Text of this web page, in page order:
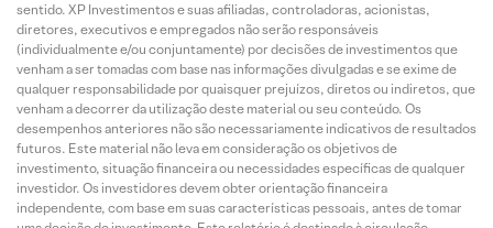
sentido. XP Investimentos e suas afiliadas, controladoras, acionistas,
diretores, executivos e empregados não serão responsáveis
(individualmente e/ou conjuntamente) por decisões de investimentos que
venham a ser tomadas com base nas informações divulgadas e se exime de
qualquer responsabilidade por quaisquer prejuízos, diretos ou indiretos, que
venham a decorrer da utilização deste material ou seu conteúdo. Os
desempenhos anteriores não são necessariamente indicativos de resultados
futuros. Este material não leva em consideração os objetivos de
investimento, situação financeira ou necessidades específicas de qualquer
investidor. Os investidores devem obter orientação financeira
independente, com base em suas características pessoais, antes de tomar